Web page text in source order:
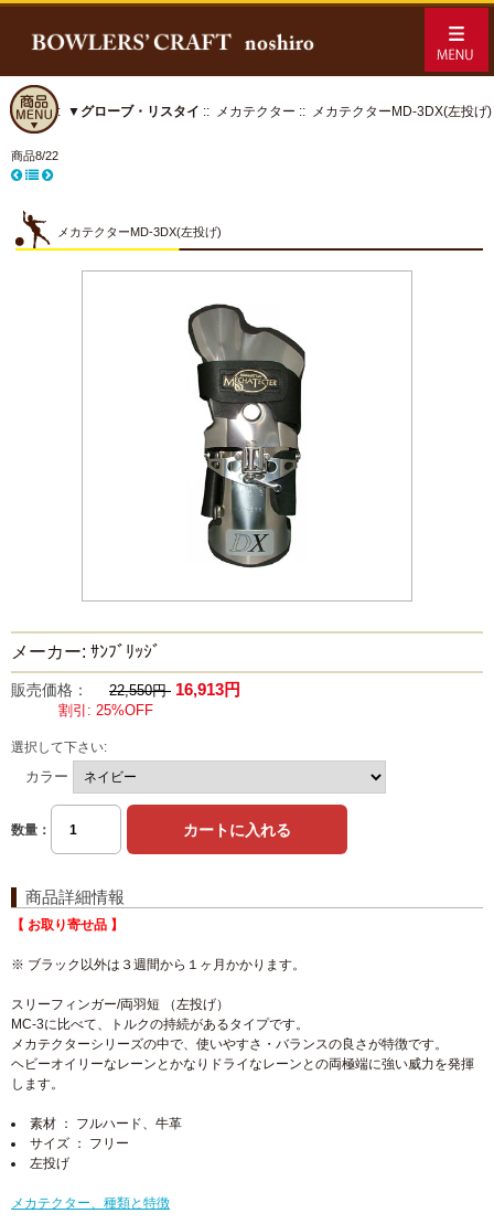
ホーム:: ▼グローブ・リスタイ :: メカテクター :: メカテクターMD-3DX(左投げ)
商品8/22
メカテクターMD-3DX(左投げ)
メーカー: ｻﾝﾌﾞﾘｯｼﾞ
販売価格： 22,550円 16,913円
割引: 25%OFF
選択して下さい:
カラー
数量：
商品詳細情報
【 お取り寄せ品 】
※ ブラック以外は３週間から１ヶ月かかります。
スリーフィンガー/両羽短 （左投げ）
MC-3に比べて、トルクの持続があるタイプです。
メカテクターシリーズの中で、使いやすさ・バランスの良さが特徴です。
ヘビーオイリーなレーンとかなりドライなレーンとの両極端に強い威力を発揮
します。
素材 ： フルハード、牛革
サイズ ： フリー
左投げ
メカテクター、種類と特徴